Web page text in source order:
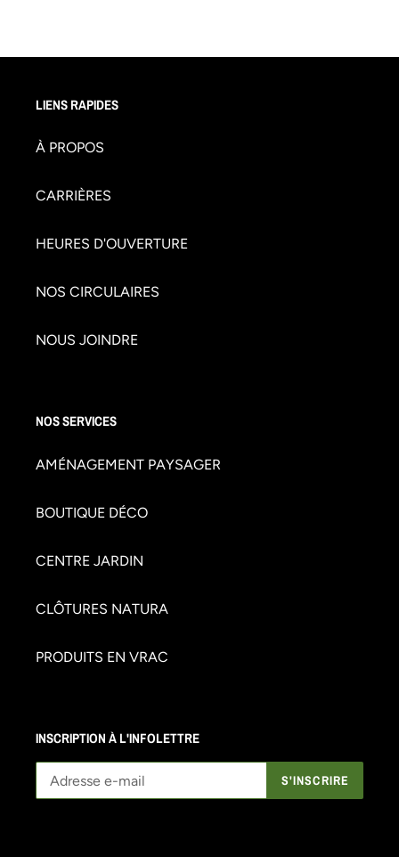
LIENS RAPIDES
À PROPOS
CARRIÈRES
HEURES D'OUVERTURE
NOS CIRCULAIRES
NOUS JOINDRE
NOS SERVICES
AMÉNAGEMENT PAYSAGER
BOUTIQUE DÉCO
CENTRE JARDIN
CLÔTURES NATURA
PRODUITS EN VRAC
INSCRIPTION À L'INFOLETTRE
S'INSCRIRE